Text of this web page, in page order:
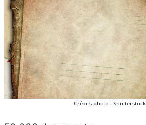
Crédits photo : Shutterstock